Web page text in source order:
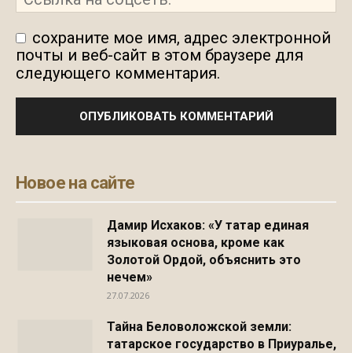
сохраните мое имя, адрес электронной
почты и веб-сайт в этом браузере для
следующего комментария.
Новое на сайте
Дамир Исхаков: «У татар единая
языковая основа, кроме как
Золотой Ордой, объяснить это
нечем»
27.07.2026
Тайна Беловоложской земли:
татарское государство в Приуралье,